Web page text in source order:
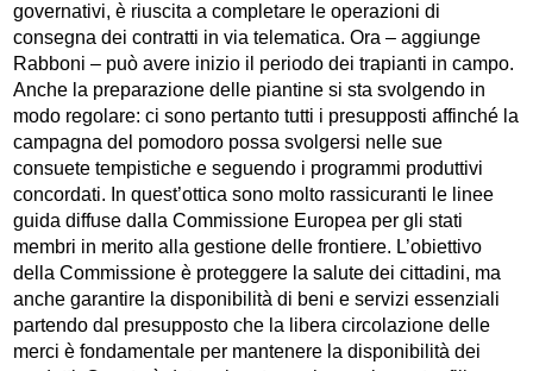
governativi, è riuscita a completare le operazioni di
consegna dei contratti in via telematica. Ora – aggiunge
Rabboni – può avere inizio il periodo dei trapianti in campo.
Anche la preparazione delle piantine si sta svolgendo in
modo regolare: ci sono pertanto tutti i presupposti affinché la
campagna del pomodoro possa svolgersi nelle sue
consuete tempistiche e seguendo i programmi produttivi
concordati. In quest’ottica sono molto rassicuranti le linee
guida diffuse dalla Commissione Europea per gli stati
membri in merito alla gestione delle frontiere. L’obiettivo
della Commissione è proteggere la salute dei cittadini, ma
anche garantire la disponibilità di beni e servizi essenziali
partendo dal presupposto che la libera circolazione delle
merci è fondamentale per mantenere la disponibilità dei